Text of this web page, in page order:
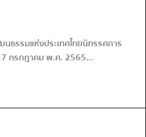
รรมแห่งประเทศไทย นิทรรศการ
กรกฎาคม พ.ศ. 2565...